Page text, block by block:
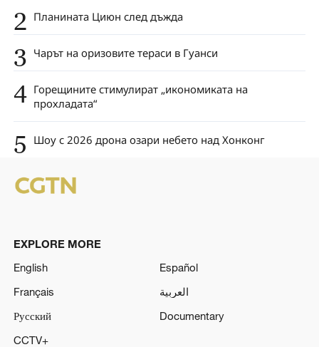
2 Планината Циюн след дъжда
3 Чарът на оризовите тераси в Гуанси
4 Горещините стимулират „икономиката на
прохладата“
5 Шоу с 2026 дрона озари небето над Хонконг
EXPLORE MORE
English
Español
Français
العربية
Русский
Documentary
CCTV+